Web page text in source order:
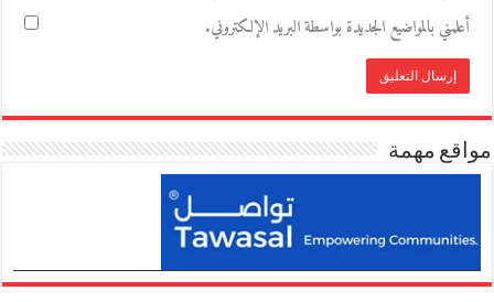
أعلمني بالمواضيع الجديدة بواسطة البريد الإلكتروني.
مواقع مهمة